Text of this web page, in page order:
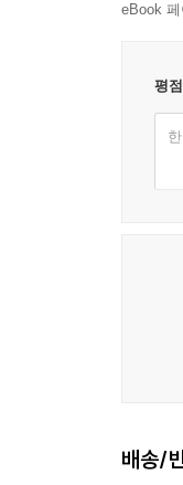
eBook
평점
배송/